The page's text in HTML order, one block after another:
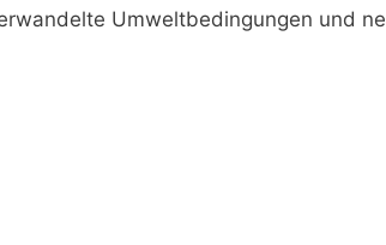
Umweltbedingungen und